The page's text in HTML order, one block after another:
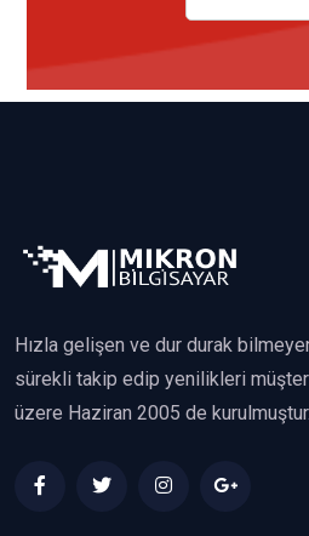
Hızla gelişen ve dur durak
sürekli takip edip yenilikleri
üzere Haziran 2005 de kurulmuştur.